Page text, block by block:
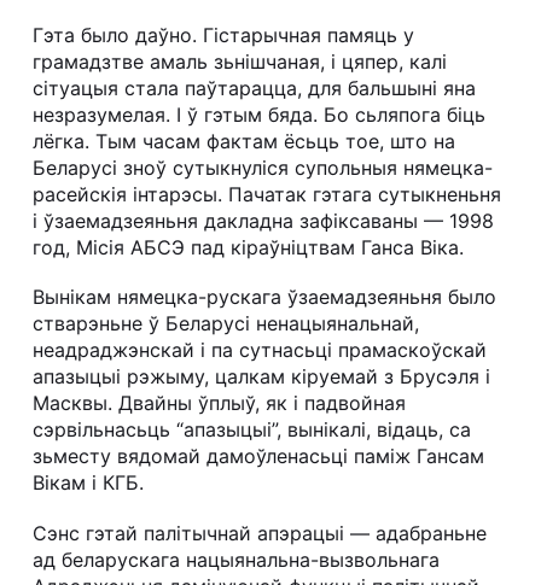
Гэта было даўно. Гістарычная памяць у
грамадзтве амаль зьнішчаная, і цяпер, калі
сітуацыя стала паўтарацца, для бальшыні яна
незразумелая. І ў гэтым бяда. Бо сьляпога біць
лёгка. Тым часам фактам ёсьць тое, што на
Беларусі зноў сутыкнуліся супольныя нямецка-
расейскія інтарэсы. Пачатак гэтага сутыкненьня
і ўзаемадзеяньня дакладна зафіксаваны — 1998
год, Місія АБСЭ пад кіраўніцтвам Ганса Віка.
Вынікам нямецка-рускага ўзаемадзеяньня было
стварэньне ў Беларусі ненацыянальнай,
неадраджэнскай і па сутнасьці прамаскоўскай
апазыцыі рэжыму, цалкам кіруемай з Брусэля і
Масквы. Двайны ўплыў, як і падвойная
сэрвільнасьць “апазыцыі”, вынікалі, відаць, са
зьместу вядомай дамоўленасьці паміж Гансам
Вікам і КГБ.
Сэнс гэтай палітычнай апэрацыі — адабраньне
ад беларускага нацыянальна-вызвольнага